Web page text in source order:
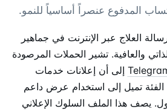
المدفوع عنصراً أساسياً للنمو.
العلاج عبر الإنترنت في جماهير
والعافية. تشير الحملات المرصودة
إلى أن إعلانات خدمات
تميل إلى استخدام عرض داعم
يصف هذا الملف السلوك الإعلاني